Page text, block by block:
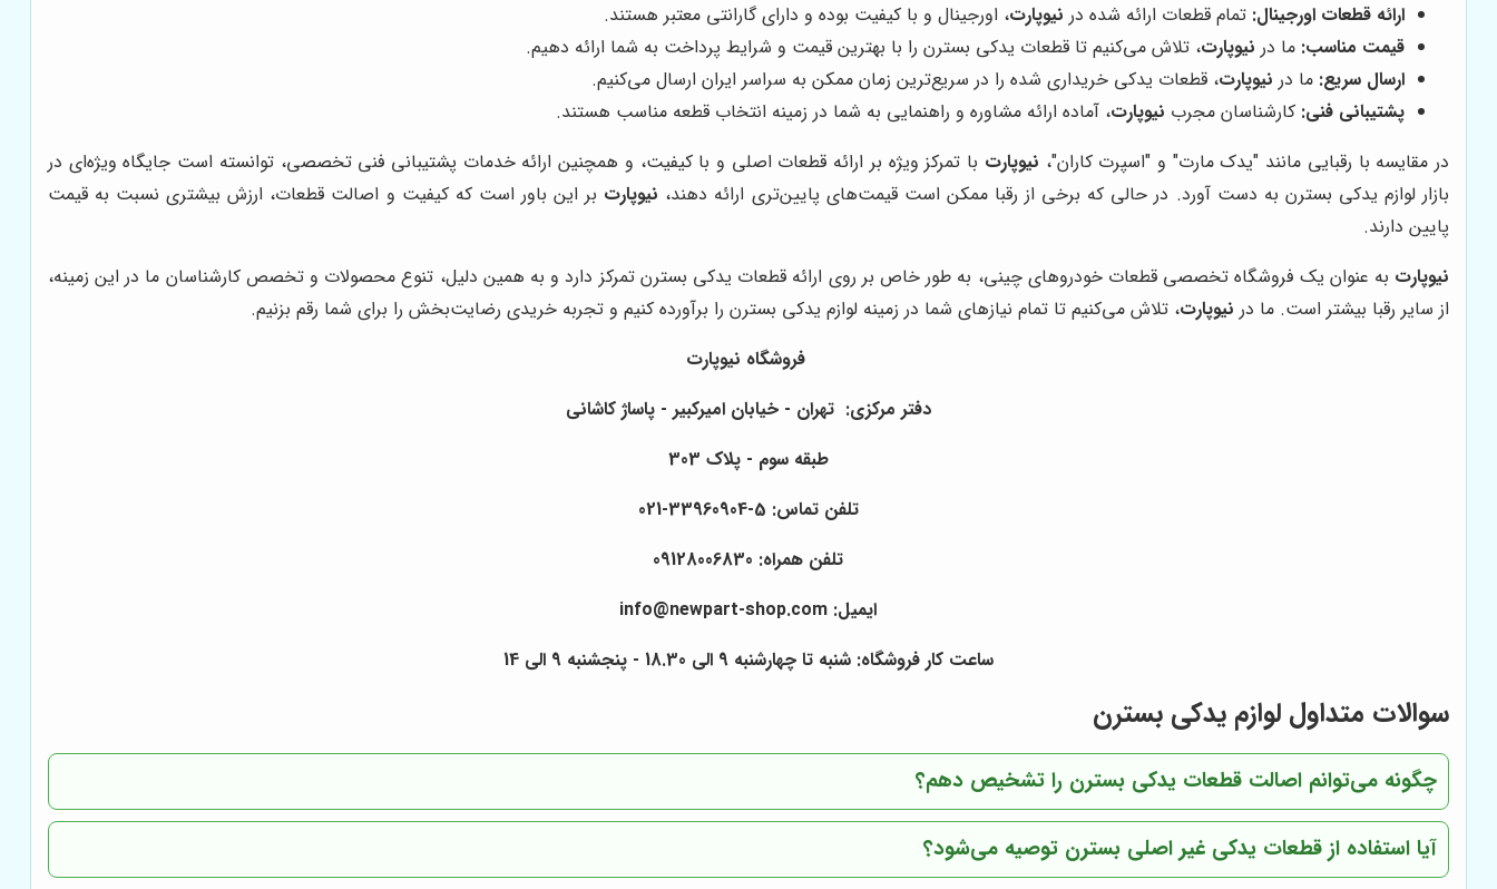
ارائه قطعات اورجینال: تمام قطعات ارائه شده در نیوپارت، اورجینال و با کیفیت بوده و دارای گارانتی معتبر هستند.
قیمت مناسب: ما در نیوپارت، تلاش می‌کنیم تا قطعات یدکی بسترن را با بهترین قیمت و شرایط پرداخت به شما ارائه دهیم.
ارسال سریع: ما در نیوپارت، قطعات یدکی خریداری شده را در سریع‌ترین زمان ممکن به سراسر ایران ارسال می‌کنیم.
پشتیبانی فنی: کارشناسان مجرب نیوپارت، آماده ارائه مشاوره و راهنمایی به شما در زمینه انتخاب قطعه مناسب هستند.
در مقایسه با رقبایی مانند "یدک مارت" و "اسپرت کاران"، نیوپارت با تمرکز ویژه بر ارائه قطعات اصلی و با کیفیت، و همچنین ارائه خدمات پشتیبانی فنی تخصصی، توانسته است جایگاه ویژه‌ای در
بازار لوازم یدکی بسترن به دست آورد. در حالی که برخی از رقبا ممکن است قیمت‌های پایین‌تری ارائه دهند، نیوپارت بر این باور است که کیفیت و اصالت قطعات، ارزش بیشتری نسبت به قیمت
پایین دارند.
نیوپارت به عنوان یک فروشگاه تخصصی قطعات خودروهای چینی، به طور خاص بر روی ارائه قطعات یدکی بسترن تمرکز دارد و به همین دلیل، تنوع محصولات و تخصص کارشناسان ما در این زمینه،
از سایر رقبا بیشتر است. ما در نیوپارت، تلاش می‌کنیم تا تمام نیازهای شما در زمینه لوازم یدکی بسترن را برآورده کنیم و تجربه خریدی رضایت‌بخش را برای شما رقم بزنیم.
فروشگاه نیوپارت
دفتر مرکزی: تهران - خیابان امیرکبیر - پاساژ کاشانی
طبقه سوم - پلاک 303
تلفن تماس: 5-33960904-021
تلفن همراه: 09128006830
ایمیل: info@newpart-shop.com
ساعت کار فروشگاه: شنبه تا چهارشنبه 9 الی 18.30 - پنجشنبه 9 الی 14
سوالات متداول لوازم یدکی بسترن
چگونه می‌توانم اصالت قطعات یدکی بسترن را تشخیص دهم؟
آیا استفاده از قطعات یدکی غیر اصلی بسترن توصیه می‌شود؟